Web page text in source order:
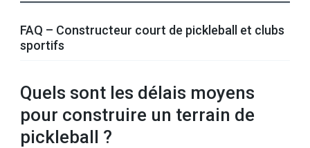
FAQ – Constructeur court de pickleball et clubs
sportifs
Quels sont les délais moyens
pour construire un terrain de
pickleball ?